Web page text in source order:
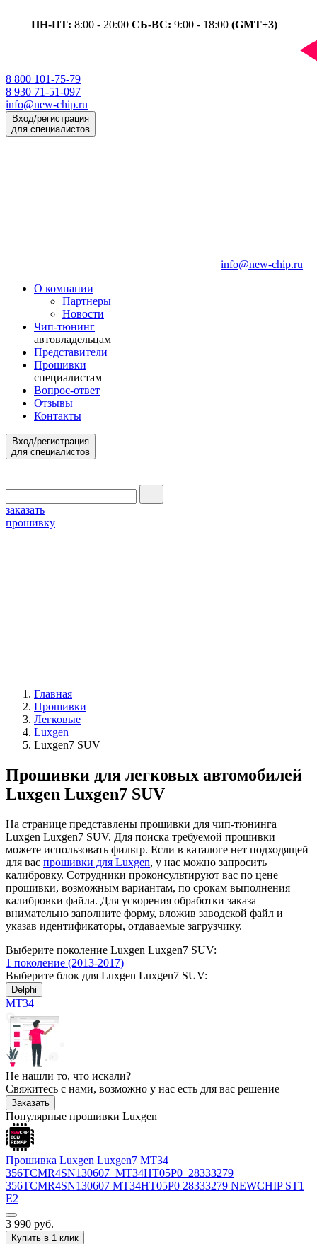
ПН-ПТ: 8:00 - 20:00 СБ-ВС: 9:00 - 18:00 (GMT+3)
8 800 101-75-79
8 930 71-51-097
info@new-chip.ru
Вход/регистрация
для специалистов
info@new-chip.ru
О компании
Партнеры
Новости
Чип-тюнинг
автовладельцам
Представители
Прошивки
специалистам
Вопрос-ответ
Отзывы
Контакты
Вход/регистрация
для специалистов
заказать
прошивку
Главная
Прошивки
Легковые
Luxgen
Luxgen7 SUV
Прошивки для легковых автомобилей
Luxgen Luxgen7 SUV
На странице представлены прошивки для чип-тюнинга
Luxgen Luxgen7 SUV. Для поиска требуемой прошивки
можете использовать фильтр. Если в каталоге нет подходящей
для вас прошивки для Luxgen, у нас можно запросить
калибровку. Сотрудники проконсультируют вас по цене
прошивки, возможным вариантам, по срокам выполнения
калибровки файла. Для ускорения обработки заказа
внимательно заполните форму, вложив заводской файл и
указав идентификаторы, отдаваемые загрузчику.
Выберите поколение Luxgen Luxgen7 SUV:
1 поколение (2013-2017)
Выберите блок для Luxgen Luxgen7 SUV:
Delphi
MT34
Не нашли то, что искали?
Свяжитесь с нами, возможно у нас есть для вас решение
Заказать
Популярные прошивки Luxgen
Прошивка Luxgen Luxgen7 MT34
356TCMR4SN130607_MT34HT05P0_28333279
356TCMR4SN130607 MT34HT05P0 28333279 NEWCHIP ST1
E2
3 990 руб.
Купить в 1 клик